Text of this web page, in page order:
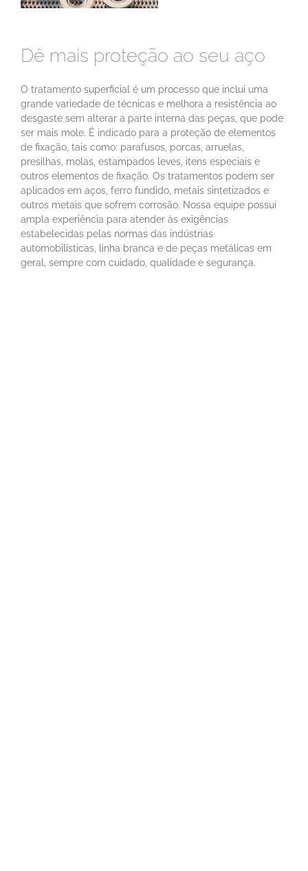
Dê mais proteção ao seu aço
O tratamento superficial é um processo que inclui uma
grande variedade de técnicas e melhora a resistência ao
desgaste sem alterar a parte interna das peças, que pode
ser mais mole. É indicado para a proteção de elementos
de fixação, tais como: parafusos, porcas, arruelas,
presilhas, molas, estampados leves, itens especiais e
outros elementos de fixação. Os tratamentos podem ser
aplicados em aços, ferro fundido, metais sintetizados e
outros metais que sofrem corrosão. Nossa equipe possui
ampla experiência para atender às exigências
estabelecidas pelas normas das indústrias
automobilísticas, linha branca e de peças metálicas em
geral, sempre com cuidado, qualidade e segurança.